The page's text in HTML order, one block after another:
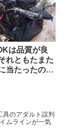
は品質が良
れともたまた
当たったの
のアダルト誤判
ムラインが一気